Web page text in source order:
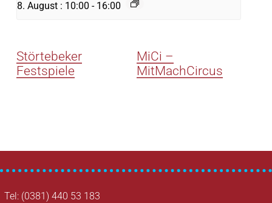
8. August : 10:00 - 16:00
Störtebeker
Festspiele
MiCi –
MitMachCircus
Tel: (0381) 440 53 183